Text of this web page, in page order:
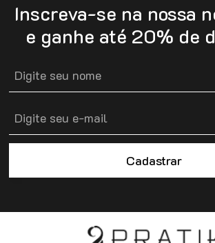
Inscreva-se na nossa
e ganhe até 20% de
Cadastrar